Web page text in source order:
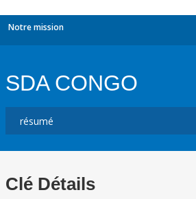
Notre mission
SDA CONGO
Clé Détails